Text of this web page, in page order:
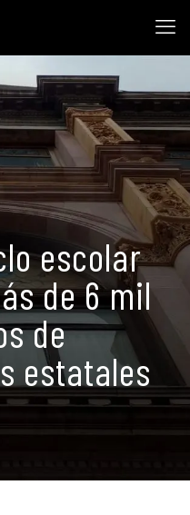
escolar
de 6 mil
de
estatales